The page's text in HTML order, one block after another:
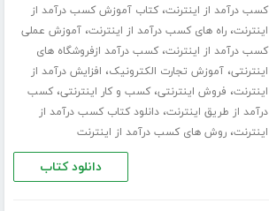
کسب درآمد از اینترنت،کتاب آموزش کسب درآمد از
اینترنت،راه های کسب درآمد از اینترنت،آموزش عملی
کسب درآمد از اینترنت،کسب درآمد ازفروشگاه های
اینترنتی،آموزش تجارت الکترونیک، افزایش درآمد از
اینترنت، فروش اینترنتی،کسب و کار اینترنتی،کسب
درآمد از طریق اینترنت،دانلود کتاب کسب درآمد از
اینترنت،روش های کسب درآمد از اینترنت
دانلود کتاب